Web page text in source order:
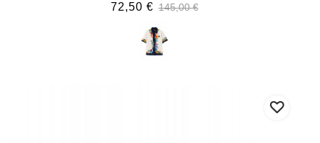
72,50 € 145,00 €